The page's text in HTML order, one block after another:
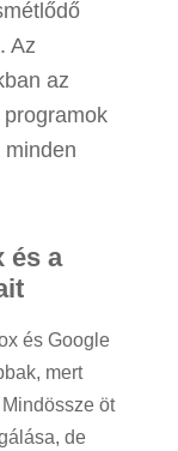
Az
az
és a
és Google
mert
öt
de